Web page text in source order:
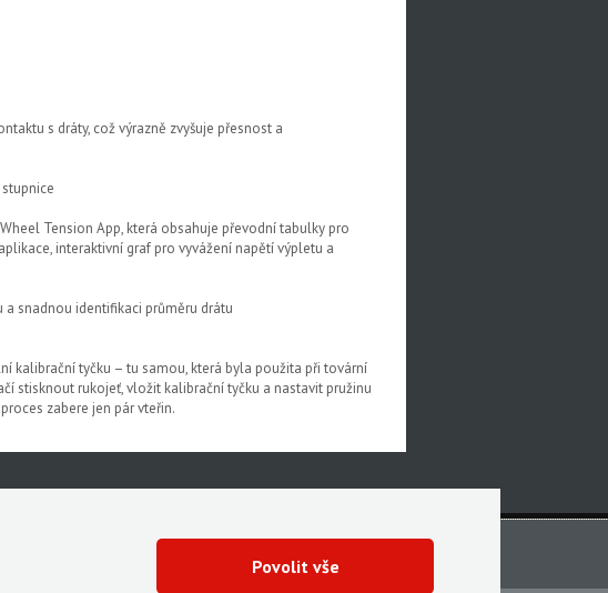
s dráty, což výrazně zvyšuje přesnost a
Tension App, která obsahuje převodní tabulky pro
interaktivní graf pro vyvážení napětí výpletu a
snadnou identifikaci průměru drátu
kalibrační tyčku – tu samou, která byla použita při tovární
stisknout rukojeť, vložit kalibrační tyčku a nastavit pružinu
zabere jen pár vteřin.
Povolit vše